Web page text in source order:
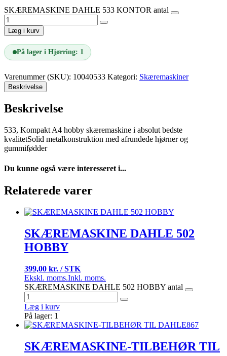
SKÆREMASKINE DAHLE 533 KONTOR antal
Læg i kurv
På lager i Hjørring: 1
Varenummer (SKU): 10040533 Kategori: Skæremaskiner
Beskrivelse
Beskrivelse
533, Kompakt A4 hobby skæremaskine i absolut bedste
kvalitetSolid metalkonstruktion med afrundede hjørner og
gummifødder
Du kunne også være interesseret i...
Relaterede varer
SKÆREMASKINE DAHLE 502
HOBBY
399,00 kr. / STK
Ekskl. moms.Inkl. moms.
SKÆREMASKINE DAHLE 502 HOBBY antal
Læg i kurv
På lager: 1
SKÆREMASKINE-TILBEHØR TIL